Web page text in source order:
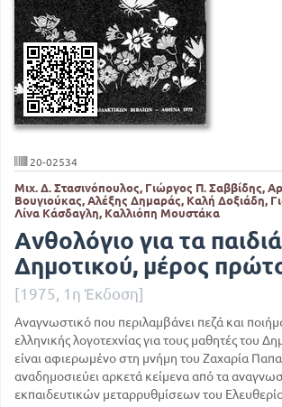
20-02534
Μιχ. Δ. Στασινόπουλος, Γιώργος Π. Σαββίδης,
Βουγιούκας, Αλέξης Δημαράς, Καλή Δοξιάδη,
Λίνα Κάσδαγλη, Καλλιόπη Μουστάκα
Ανθολόγιο για τα
Δημοτικού, μέρος
[1975, 1η Έκδοση]
Αναγνωστικό που περιλαμβάνει πεζά και
ελληνικής λογοτεχνίας για τους μαθητές του
είναι αφιερωμένο στη μνήμη του Ζαχαρία
αναδημοσιεύει αρκετά κείμενα από τα
εκπαιδευτικών μεταρρυθμίσεων του